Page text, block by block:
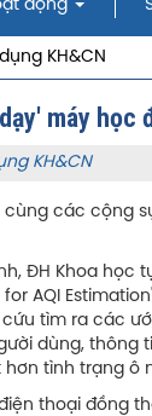
động
KH&CN
máy học
KH&CN
cùng các cộng
ĐH Khoa
for AQI
tìm ra các
dùng, thông
hơn tình trạng ô
thoại đồng